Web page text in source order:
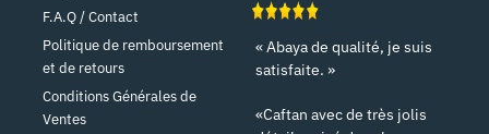
F.A.Q / Contact
Politique de remboursement
et de retours
Conditions Générales de
Ventes
« Abaya de qualité, je suis
satisfaite. »
«Caftan avec de très jolis